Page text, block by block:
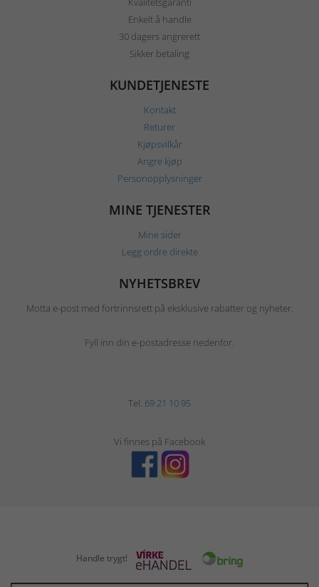
Enkelt å handle
30 dagers angrerett
Sikker betaling
KUNDETJENESTE
Kontakt
Returer
Kjøpsvilkår
Angre kjøp
Personopplysninger
MINE TJENESTER
Mine sider
Legg ordre direkte
NYHETSBREV
Motta e-post med fortrinnsrett på eksklusive rabatter og nyheter.
Fyll inn din e-postadresse nedenfor.
Tel: 69 21 10 95
Vi finnes på Facebook
Handle trygt!